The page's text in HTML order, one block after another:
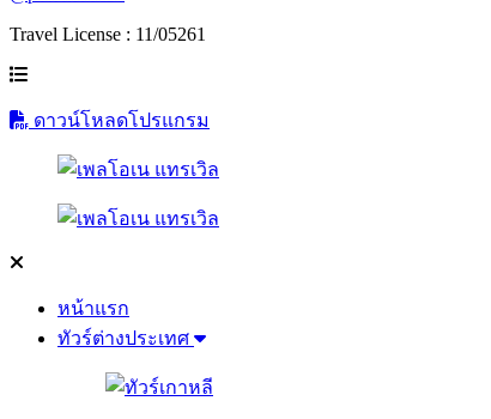
Travel License : 11/05261
ดาวน์โหลดโปรแกรม
หน้าแรก
ทัวร์ต่างประเทศ